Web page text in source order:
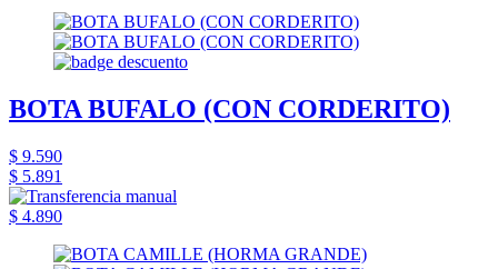
BOTA BUFALO (CON CORDERITO)
$ 9.590
$ 5.891
$ 4.890